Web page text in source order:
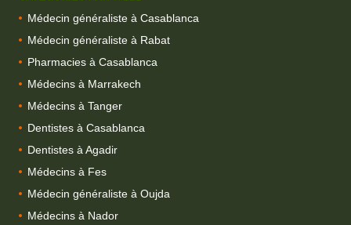
Médecin généraliste à Casablanca
Médecin généraliste à Rabat
Pharmacies à Casablanca
Médecins à Marrakech
Médecins à Tanger
Dentistes à Casablanca
Dentistes à Agadir
Médecins à Fes
Médecin généraliste à Oujda
Médecins à Nador